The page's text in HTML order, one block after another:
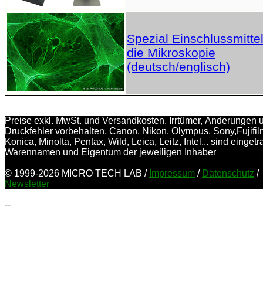
Spezial
die Mikroskopie
(deutsch/englisch)
Preise exkl. MwSt. und Versandkosten. Irrtümer, Änderungen
Druckfehler vorbehalten. Canon, Nikon, Olympus,
Konica, Minolta, Pentax, Wild, Leica, Leitz, Intel... sind
Warennamen und Eigentum der jeweiligen Inhaber
© 1999-2026 MICRO TECH LAB / Impressum / Datenschutz /
Newsletter
--